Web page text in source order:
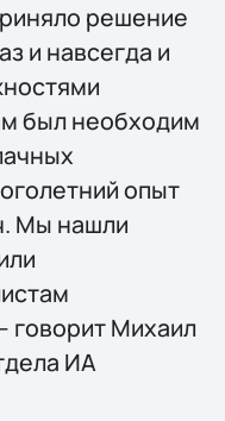
решение
и навсегда и
был необходим
опыт
Мы нашли
говорит Михаил
ИА